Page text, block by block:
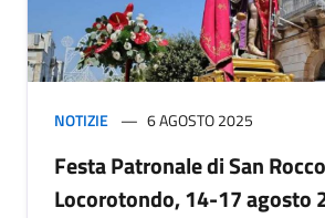
NOTIZIE 6 AGOSTO 2025
Festa Patronale di San
Locorotondo, 14-17 agosto